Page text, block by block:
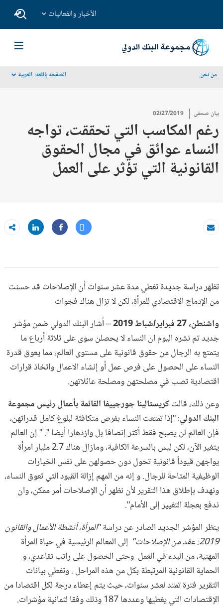
الأخبار والفعاليات
من نحن الصفحة باللغة:العربية dropdown
بيان صحفي 02/27/2019
رغم المكاسب التي تحققت، تواجه
النساء عوائق في مجال الحقوق
القانونية التي تؤثر على العمل
بريد الكتروني
Tweet
Share
Share
تظهر دراسة جديدة تغطي مدة عشر سنوات أن الإصلاحات قد حسنت
من الإدماج الاقتصادي للمرأة، لكن لا تزال هناك فجوات
واشنطن، 27 فبراير/شباط 2019
– أشار البنك الدولي ضمن مؤشر
جديد تم نشره اليوم ان النساء لا يحصلن سوى على ثلاثة أرباع ما
يتمتع به الرجال من حقوق قانونية على مستوى العالم، مما يعوق قدرة
النساء على الحصول على فرص عمل أو إنشاء الاعمال واتخاذ قرارات
اقتصادية تصب في مصلحتهن ومصلحة عائلاتهن.
وعن ذلك، قالتكريستالينا جورجييفا القائمة بأعمال رئيس مجموعة
البنك الدولي: "إذا تمتعت النساء بفرص متكافئة لبلوغ كامل قدراتهن،
فإن العالم لن يصبح فقط أكثر إنصافا بل وازدهارا أيضا ". " إن العالم
يتغير الآن، لكن ليس بالسرعة الكافية، ومازال هناك 2.7 مليار امرأة
يواجهن قيوداً قانونية تحول دون حصولهن على نفس الخيارات
الوظيفية المتاحة للرجال. و إنه من المهم إزالة القيود التي تعوق النساء،
ونهدف بإطلاق هذا التقرير لأن نظهر أن الإصلاحات أمر ممكن، وان
ندفع بعجلة التغيير إلى الأمام".
ينظر المؤشر الجديد الصادر عن دراسة"المرأة، أنشطة الأعمال والقانون
2019: عقد من الإصلاحات"
إلى المعالم الرئيسية في حياة المرأة
المهنية، من البدء في العمل وحتى الحصول على راتب تقاعدي، و
الحماية القانونية المرتبطة بكل من هذه المراحل . وتغطي بيانات
التقرير فترة تمتد لعشر سنوات، حيث يتم إعطاء درجة لكل اقتصادا من
الإقتصادات التي يغطيها وعددها 187 وذلك وفقا لثمانية مؤشرات.